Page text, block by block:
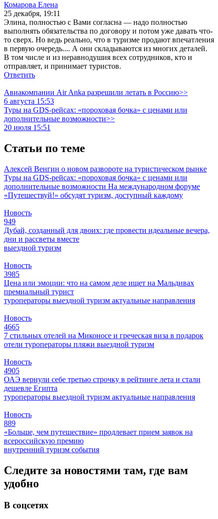
Комарова Елена
25 декабря, 19:11
Элина, полностью с Вами согласна — надо полностью
выполнять обязательства по договору и потом уже давать что-
то сверх. Но ведь реально, что в туризме продают впечатления
в первую очередь.... А они складываются из многих деталей.
В том числе и из неравнодушия всех сотрудников, кто и
отправляет, и принимает туристов.
Ответить
Авиакомпании Air Anka разрешили летать в Россию>>
6 августа 15:53
Туры на GDS-рейсах: «пороховая бочка» с ценами или
дополнительные возможности>>
20 июля 15:51
Статьи по теме
Алексей Венгин о новом развороте на туристическом рынке
Туры на GDS-рейсах: «пороховая бочка» с ценами или
дополнительные возможности На международном форуме
«Путешествуй!» обсудят туризм, доступный каждому
Новость
949
Дубай, созданный для двоих: где провести идеальные вечера,
дни и рассветы вместе
выездной туризм
Новость
3985
Цена или эмоции: что на самом деле ищет на Мальдивах
премиальный турист
туроператоры выездной туризм актуальные направления
Новость
4665
7 стильных отелей на Миконосе и греческая виза в подарок
отели туроператоры пляжи выездной туризм
Новость
4905
ОАЭ вернули себе третью строчку в рейтинге лета и стали
дешевле Египта
туроператоры выездной туризм актуальные направления
Новость
889
«Больше, чем путешествие» продлевает прием заявок на
всероссийскую премию
внутренний туризм события
Следите за новостями там, где вам
удобно
В соцсетях